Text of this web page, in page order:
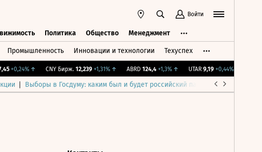
Войти
Политика Общество Менеджмент
Промышленность Инновации и технологии Техуспех
+0,24%↑ CNY Бирж. 12,239 +1,31%↑ ABRD 124,4 +1,3%↑ UTAR 9,19 +0,44%↑
Выборы в Госдуму: каким был и будет российский парламент